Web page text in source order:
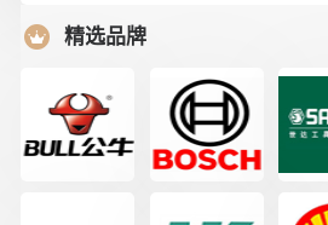
精选品牌